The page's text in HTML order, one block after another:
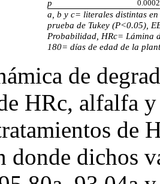
p 0.0002
a, b y c= literales distintas
prueba de Tukey (P<0.05),
Probabilidad, HRc= Lámina
180= días de edad de la
de
HRc, alfalfa
de
donde dichos